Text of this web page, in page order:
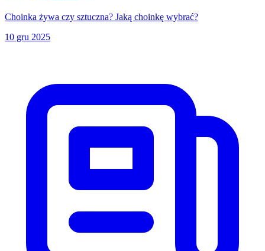
Choinka żywa czy sztuczna? Jaką choinkę wybrać?
10 gru 2025